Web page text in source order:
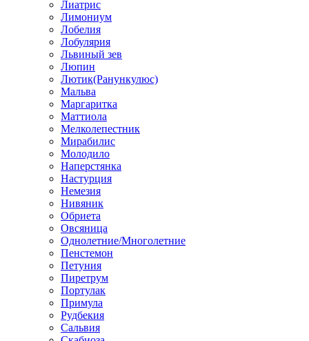
Лиатрис
Лимониум
Лобелия
Лобулярия
Львиный зев
Люпин
Лютик(Ранункулюс)
Мальва
Маргаритка
Маттиола
Мелколепестник
Мирабилис
Молодило
Наперстянка
Настурция
Немезия
Нивяник
Обриета
Овсяница
Однолетние/Многолетние
Пенстемон
Петуния
Пиретрум
Портулак
Примула
Рудбекия
Сальвия